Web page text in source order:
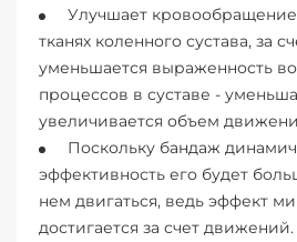
Улучшает
тканях коленного сустава, за
уменьшается выраженность
процессов в суставе -
увеличивается объем
Поскольку бандаж
эффективность его будет
нем двигаться, ведь эффект
достигается за счет